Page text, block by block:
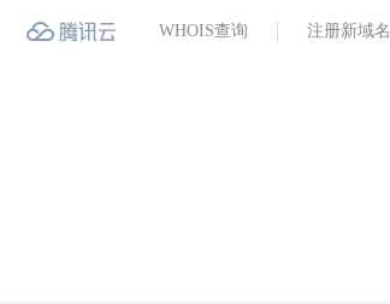
WHOIS查询 注册新域名